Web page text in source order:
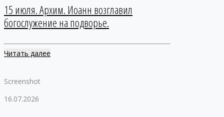
15 июля. Архим. Иоанн возглавил
богослужение на подворье.
Читать далее
Screenshot
16.07.2026